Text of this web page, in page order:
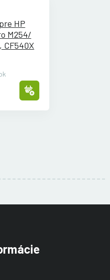
HP
M254/
CF540X